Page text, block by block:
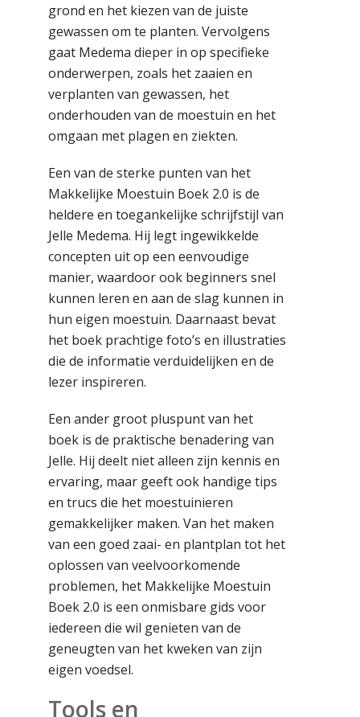
grond en het kiezen van de juiste
gewassen om te planten. Vervolgens
gaat Medema dieper in op specifieke
onderwerpen, zoals het zaaien en
verplanten van gewassen, het
onderhouden van de moestuin en het
omgaan met plagen en ziekten.
Een van de sterke punten van het
Makkelijke Moestuin Boek 2.0 is de
heldere en toegankelijke schrijfstijl van
Jelle Medema. Hij legt ingewikkelde
concepten uit op een eenvoudige
manier, waardoor ook beginners snel
kunnen leren en aan de slag kunnen in
hun eigen moestuin. Daarnaast bevat
het boek prachtige foto’s en illustraties
die de informatie verduidelijken en de
lezer inspireren.
Een ander groot pluspunt van het
boek is de praktische benadering van
Jelle. Hij deelt niet alleen zijn kennis en
ervaring, maar geeft ook handige tips
en trucs die het moestuinieren
gemakkelijker maken. Van het maken
van een goed zaai- en plantplan tot het
oplossen van veelvoorkomende
problemen, het Makkelijke Moestuin
Boek 2.0 is een onmisbare gids voor
iedereen die wil genieten van de
geneugten van het kweken van zijn
eigen voedsel.
Tools en